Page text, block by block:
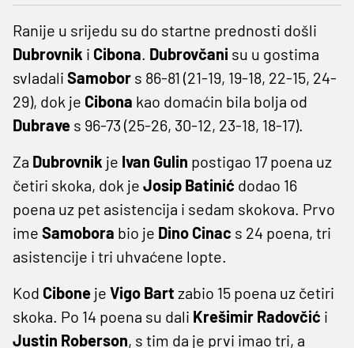
Ranije u srijedu su do startne prednosti došli
Dubrovnik i Cibona. Dubrovčani su u gostima
svladali Samobor s 86-81 (21-19, 19-18, 22-15, 24-
29), dok je Cibona kao domaćin bila bolja od
Dubrave s 96-73 (25-26, 30-12, 23-18, 18-17).
Za Dubrovnik je Ivan Gulin postigao 17 poena uz
četiri skoka, dok je Josip Batinić dodao 16
poena uz pet asistencija i sedam skokova. Prvo
ime Samobora bio je Dino Cinac s 24 poena, tri
asistencije i tri uhvaćene lopte.
Kod Cibone je Vigo Bart zabio 15 poena uz četiri
skoka. Po 14 poena su dali Krešimir Radovčić i
Justin Roberson, s tim da je prvi imao tri, a